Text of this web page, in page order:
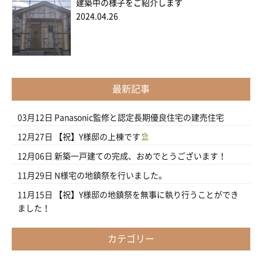
建築中の様子をご紹介します
2024.04.26
最新記事
03月12日 Panasonic監修と認定長期優良住宅の建売住宅
12月27日 【祝】Y様邸の上棟です
12月06日 新築一戸建ての完成、おめでとうございます！
11月29日 N様宅の地鎮祭を行いました。
11月15日
【祝】Y様邸の地鎮祭を無事に執り行うことができ
ました！
カテゴリー